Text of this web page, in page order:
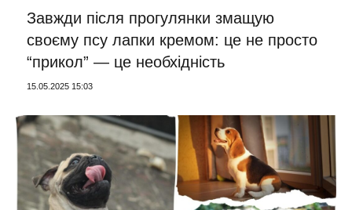
Завжди після прогулянки змащую
своєму псу лапки кремом: це не просто
“прикол” — це необхідність
15.05.2025 15:03